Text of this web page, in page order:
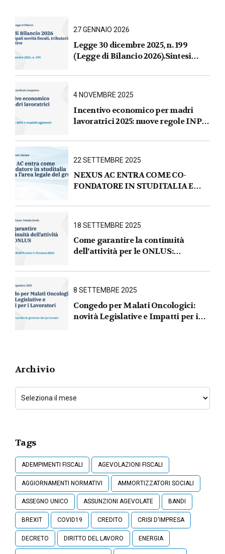
27 GENNAIO 2026
Legge 30 dicembre 2025, n. 199
(Legge di Bilancio 2026).Sintesi
fiscali, tributarie, contributive e per
4 NOVEMBRE 2025
Incentivo economico per madri
lavoratrici 2025: nuove regole INPS
22 SETTEMBRE 2025
NEXUS AC ENTRA COME CO-
FONDATORE IN STUDITALIA E
GRUPPO
18 SETTEMBRE 2025
Come garantire la continuità
dell’attività per le ONLUS :
31 marzo 2026
8 SETTEMBRE 2025
Congedo per Malati Oncologici:
novità Legislative e Impatti per i
Archivio
Tags
ADEMPIMENTI FISCALI AGEVOLAZIONI FISCALI
AGGIORNAMENTI NORMATIVI AMMORTIZZATORI SOCIALI
ASSEGNO UNICO ASSUNZIONI AGEVOLATE BANDI
BREXIT COVID19 CREDITO CRISI D'IMPRESA
DECRETO DIRITTO DEL LAVORO ENERGIA